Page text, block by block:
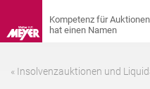
« Insolvenzauktionen und